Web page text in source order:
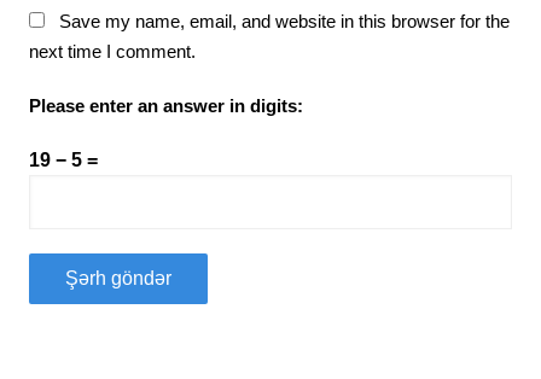
Save my name, email, and website in this browser for the
next time I comment.
Please enter an answer in digits:
19 − 5 =